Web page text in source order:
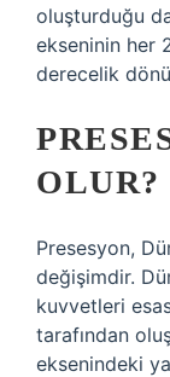
oluşturduğu
ekseninin her
derecelik
OLUR?
Presesyon,
değişimdir.
kuvvetleri
tarafından
eksenindeki